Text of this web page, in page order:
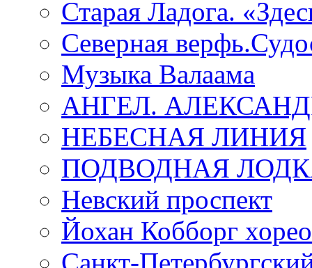
Старая Ладога.
Северная
Музыка Валаама
АНГЕЛ.
НЕБЕСНАЯ ЛИНИЯ
ПОДВОДНАЯ
Невский проспект
Йохан Кобборг